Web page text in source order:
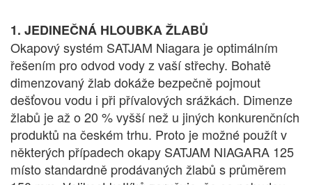
1. JEDINEČNÁ HLOUBKA ŽLABŮ
Okapový systém SATJAM Niagara je optimálním
řešením pro odvod vody z vaší střechy. Bohatě
dimenzovaný žlab dokáže bezpečně pojmout
dešťovou vodu i při přívalových srážkách. Dimenze
žlabů je až o 20 % vyšší než u jiných konkurenčních
produktů na českém trhu. Proto je možné použít v
některých případech okapy SATJAM NIAGARA 125
místo standardně prodávaných žlabů s průměrem